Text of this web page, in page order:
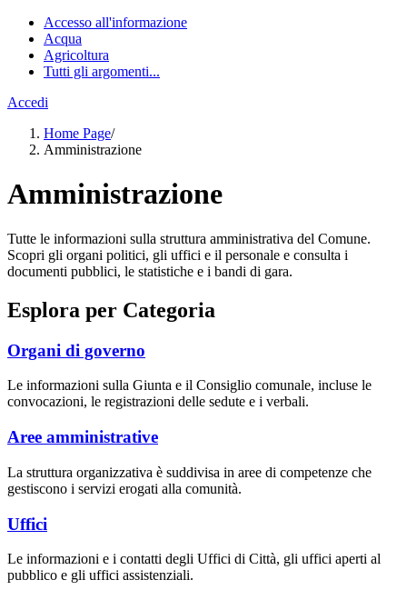
Accesso all'informazione
Acqua
Agricoltura
Tutti gli argomenti...
Accedi
Home Page/
Amministrazione
Amministrazione
Tutte le informazioni sulla struttura amministrativa del Comune.
Scopri gli organi politici, gli uffici e il personale e consulta i
documenti pubblici, le statistiche e i bandi di gara.
Esplora per Categoria
Organi di governo
Le informazioni sulla Giunta e il Consiglio comunale, incluse le
convocazioni, le registrazioni delle sedute e i verbali.
Aree amministrative
La struttura organizzativa è suddivisa in aree di competenze che
gestiscono i servizi erogati alla comunità.
Uffici
Le informazioni e i contatti degli Uffici di Città, gli uffici aperti al
pubblico e gli uffici assistenziali.